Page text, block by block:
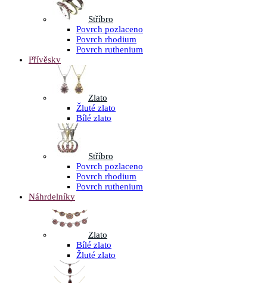
Stříbro
Povrch pozlaceno
Povrch rhodium
Povrch ruthenium
Přívěsky
Zlato
Žluté zlato
Bílé zlato
Stříbro
Povrch pozlaceno
Povrch rhodium
Povrch ruthenium
Náhrdelníky
Zlato
Bílé zlato
Žluté zlato